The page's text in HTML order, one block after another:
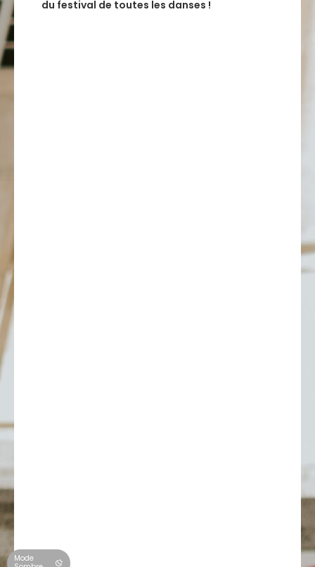
du festival de toutes les danses !
Mode